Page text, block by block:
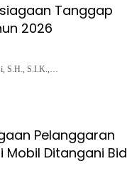
Tanggap
2026
S.H., S.I.K.,…
Pelanggaran
Mobil Ditangani Bid